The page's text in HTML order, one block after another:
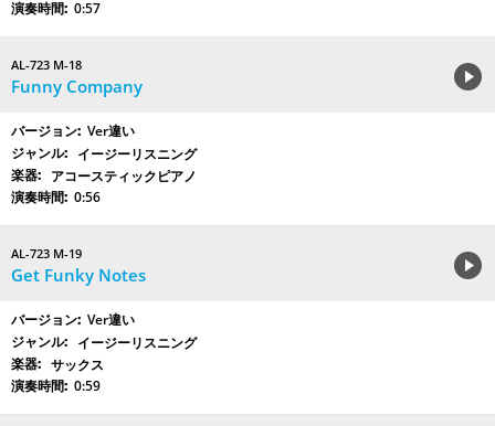
0:57
AL-723 M-18
Funny Company
Ver違い
イージーリスニング
アコースティックピアノ
0:56
AL-723 M-19
Get Funky Notes
Ver違い
イージーリスニング
サックス
0:59